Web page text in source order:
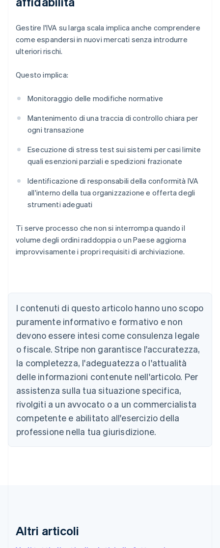
Gestire l'IVA su larga scala implica anche comprendere
come espandersi in nuovi mercati senza introdurre
ulteriori rischi.
Questo implica:
Monitoraggio delle modifiche normative
Mantenimento di una traccia di controllo chiara per
ogni transazione
Esecuzione di stress test sui sistemi per casi limite
quali esenzioni parziali e spedizioni frazionate
Identificazione di responsabili della conformità IVA
all'interno della tua organizzazione e offerta degli
strumenti adeguati
Ti serve processo che non si interrompa quando il
volume degli ordini raddoppia o un Paese aggiorna
improvvisamente i propri requisiti di archiviazione.
I contenuti di questo articolo hanno uno scopo
puramente informativo e formativo e non
devono essere intesi come consulenza legale
o fiscale. Stripe non garantisce l'accuratezza,
la completezza, l'adeguatezza o l'attualità
delle informazioni contenute nell'articolo. Per
assistenza sulla tua situazione specifica,
rivolgiti a un avvocato o a un commercialista
competente e abilitato all'esercizio della
professione nella tua giurisdizione.
Altri articoli
Australia
Austria
Deutsch English
Belgio
NederlandsFrançais DeutschEnglish
Brasile
PortuguêsEnglish
English
Canada
English
Cina continentale
简体中文English
English
Estonia